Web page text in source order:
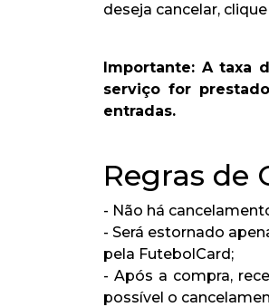
deseja cancelar,
Importante: A taxa
serviço for
entradas.
Regras de
- Não há
- Será estornado
pela FutebolCard;
- Após a compra,
possível o